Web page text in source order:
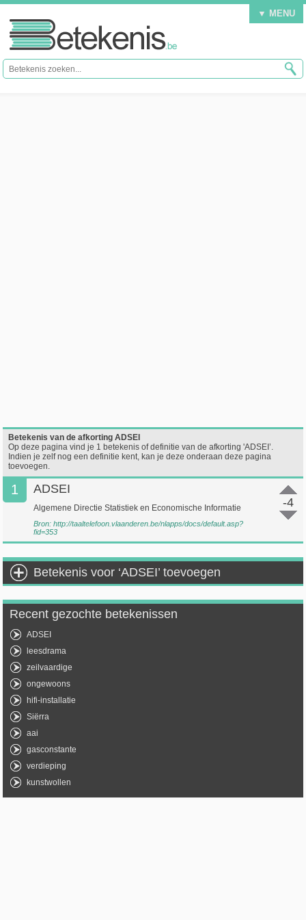
▼ MENU
Betekenis van de afkorting ADSEI
Op deze pagina vind je 1 betekenis of definitie van de afkorting 'ADSEI’.
Indien je zelf nog een definitie kent, kan je deze onderaan deze pagina
toevoegen.
1
-4
ADSEI
Algemene Directie Statistiek en Economische Informatie
Bron:http://taaltelefoon.vlaanderen.be/nlapps/docs/default.asp?
fid=353
Betekenis voor ‘ADSEI’ toevoegen
Recent gezochte betekenissen
ADSEI
leesdrama
zeilvaardige
ongewoons
hifi-installatie
Siërra
aai
gasconstante
verdieping
kunstwollen